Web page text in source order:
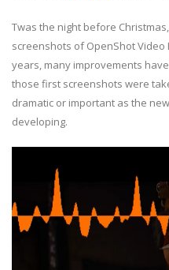
Twas the night before
screenshots of OpenShot Video
years, many improvements
those first screenshots were
dramatic or important as the
developing.